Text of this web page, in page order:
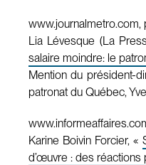
www.journalmetro.com,
Lia Lévesque (La
salaire moindre: le
Mention du président-
patronat du Québec,
Karine Boivin Forcier, «
d’œuvre : des réactions